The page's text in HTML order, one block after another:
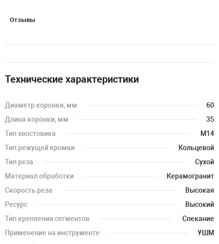
Отзывы
Технические характеристики
Диаметр коронки, мм
60
Длина коронки, мм
35
Тип хвостовика
M14
Тип режущей кромки
Кольцевой
Тип реза
Сухой
Материал обработки
Керамогранит
Скорость реза
Высокая
Ресурс
Высокий
Тип крепления сегментов
Спекание
Применение на инструменте
УШМ